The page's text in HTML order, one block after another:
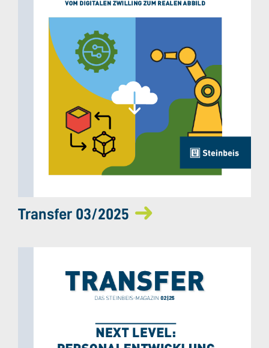
Transfer 03/2025